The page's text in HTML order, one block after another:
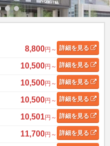
8,800円～ 詳細を見る
10,500円～ 詳細を見る
10,500円～ 詳細を見る
10,500円～ 詳細を見る
10,501円～ 詳細を見る
11,700円～ 詳細を見る